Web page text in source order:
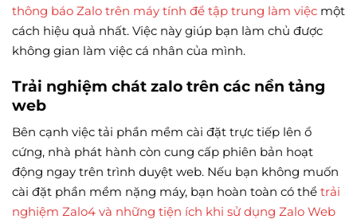
thông báo Zalo trên máy tính để tập trung làm việc một
cách hiệu quả nhất. Việc này giúp bạn làm chủ được
không gian làm việc cá nhân của mình.
Trải nghiệm chát zalo trên các nền tảng
web
Bên cạnh việc tải phần mềm cài đặt trực tiếp lên ổ
cứng, nhà phát hành còn cung cấp phiên bản hoạt
động ngay trên trình duyệt web. Nếu bạn không muốn
cài đặt phần mềm nặng máy, bạn hoàn toàn có thể trải
nghiệm Zalo4 và những tiện ích khi sử dụng Zalo Web